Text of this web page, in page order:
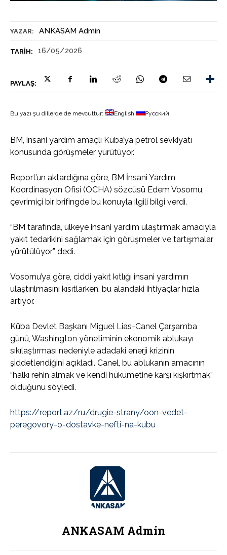
YAZAR: ANKASAM Admin
TARIH: 16/05/2026
PAYLAŞ:
Bu yazı şu dillerde de mevcuttur: English Русский
BM, insani yardım amaçlı Küba’ya petrol sevkiyatı
konusunda görüşmeler yürütüyor.
Report’un aktardığına göre, BM İnsani Yardım
Koordinasyon Ofisi (OCHA) sözcüsü Edem Vosornu,
çevrimiçi bir brifingde bu konuyla ilgili bilgi verdi.
“BM tarafında, ülkeye insani yardım ulaştırmak amacıyla
yakıt tedarikini sağlamak için görüşmeler ve tartışmalar
yürütülüyor” dedi.
Vosornu’ya göre, ciddi yakıt kıtlığı insani yardımın
ulaştırılmasını kısıtlarken, bu alandaki ihtiyaçlar hızla
artıyor.
Küba Devlet Başkanı Miguel Lias-Canel Çarşamba
günü, Washington yönetiminin ekonomik ablukayı
sıkılaştırması nedeniyle adadaki enerji krizinin
şiddetlendiğini açıkladı. Canel, bu ablukanın amacının
“halkı rehin almak ve kendi hükümetine karşı kışkırtmak”
olduğunu söyledi.
https://report.az/ru/drugie-strany/oon-vedet-
peregovory-o-dostavke-nefti-na-kubu
ANKASAM Admin